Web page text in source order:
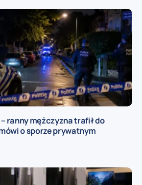
ranny mężczyzna trafił do
o sporze prywatnym